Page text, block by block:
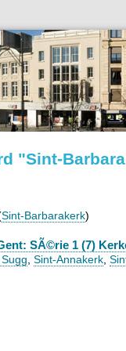
"Sint-
Sint-Barbarakerk)
SÃ©rie 1 (7)
Sint-Annakerk